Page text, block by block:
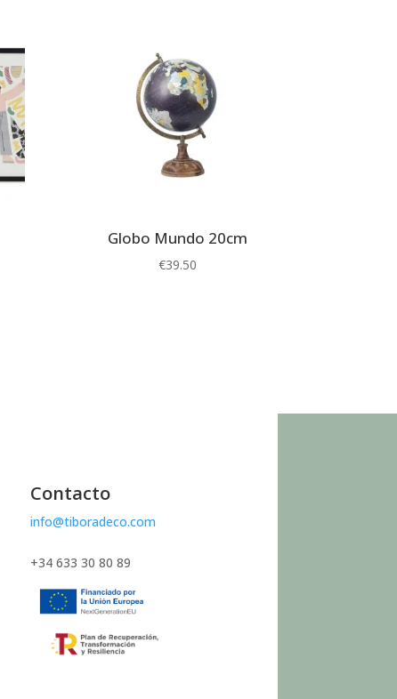
Globo Mundo 20cm
€39.50
Contacto
info@tiboradeco.com
+34 633 30 80 89